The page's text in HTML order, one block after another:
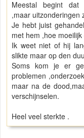
Meestal begint
,maar uitzonderingen
Je hebt juist
met hem ,hoe
Ik weet niet of hij
slikte maar op den
Soms kom je er
problemen
maar na de
verschijnselen.
Heel veel sterkte .